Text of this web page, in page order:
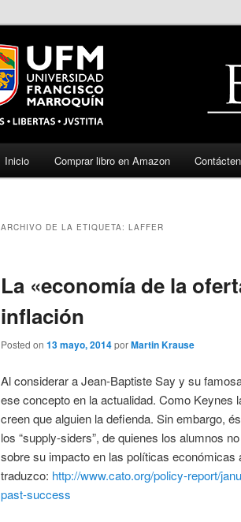
Ir
principal
Ir
secundario
Inicio Comprar libro en Amazon
ARCHIVO DE LA ETIQUETA: LAFFER
La «economía de la
inflación
Posted on 13 mayo, 2014porMartin Krause
Al considerar a Jean-Baptiste Say y su
ese concepto en la actualidad. Como
creen que alguien la defienda. Sin embargo,
los “supply-siders”, de quienes los alumnos
sobre su impacto en las políticas
traduzco: http://www.cato.org/policy-report/
past-success